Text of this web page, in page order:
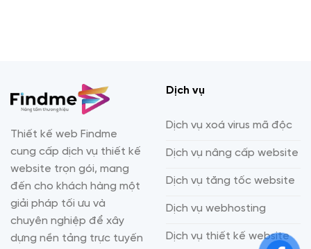
Thiết kế web Findme
cung cấp dịch vụ thiết kế
website trọn gói, mang
đến cho khách hàng một
giải pháp tối ưu và
chuyên nghiệp để xây
dựng nền tảng trực tuyến
Dịch vụ
Dịch vụ xoá virus mã độc
Dịch vụ nâng cấp website
Dịch vụ tăng tốc website
Dịch vụ webhosting
Dịch vụ thiết kế website